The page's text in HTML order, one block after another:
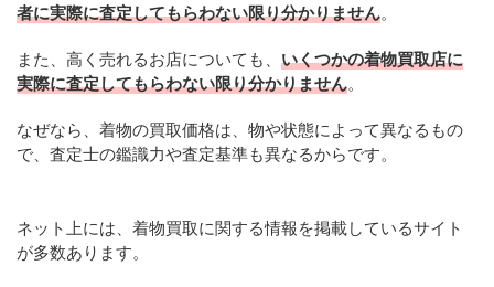
者に実際に査定してもらわない限り分かりません。
また、高く売れるお店についても、 いくつかの着物買取店に
実際に査定してもらわない限り分かりません。
なぜなら、着物の買取価格は、物や状態によって異なるもの
で、査定士の鑑識力や査定基準も異なるからです。
ネット上には、着物買取に関する情報を掲載しているサイト
が多数あります。